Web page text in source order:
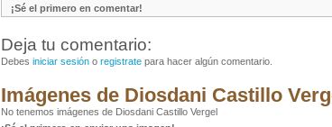
¡Sé el primero en comentar!
Deja tu comentario:
Debes iniciar sesión o registrate para hacer algún comentario.
Imágenes de Diosdani Castillo
No tenemos imágenes de Diosdani Castillo Vergel